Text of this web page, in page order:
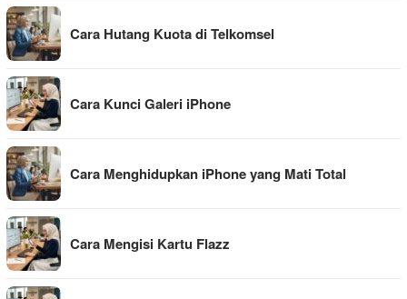
Cara Hutang Kuota di Telkomsel
Cara Kunci Galeri iPhone
Cara Menghidupkan iPhone yang Mati Total
Cara Mengisi Kartu Flazz